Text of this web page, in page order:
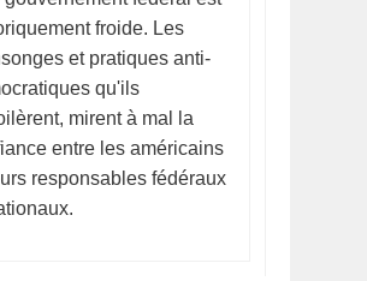
froide. Les
et pratiques anti-
qu'ils
mirent à mal la
entre les américains
responsables fédéraux